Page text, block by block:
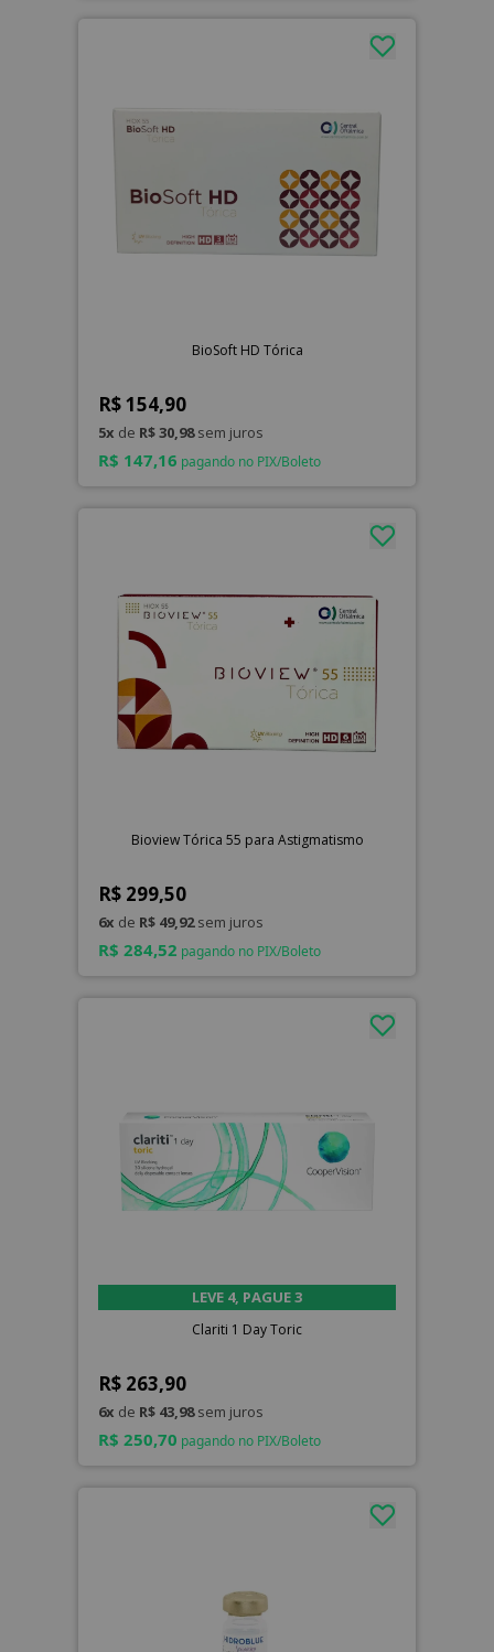
BioSoft HD Tórica
R$ 154,90
5x de R$ 30,98sem juros
R$ 147,16 pagando no PIX/Boleto
Bioview Tórica 55 para Astigmatismo
R$ 299,50
6x de R$ 49,92sem juros
R$ 284,52 pagando no PIX/Boleto
LEVE 4, PAGUE 3
Clariti 1 Day Toric
R$ 263,90
6x de R$ 43,98sem juros
R$ 250,70 pagando no PIX/Boleto